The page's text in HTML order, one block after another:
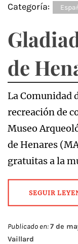
Categoría:
de
La Comunidad
recreación de
Museo
de Henares
gratuitas a la
SEGUIR
Publicado en:7 de
Vaillard